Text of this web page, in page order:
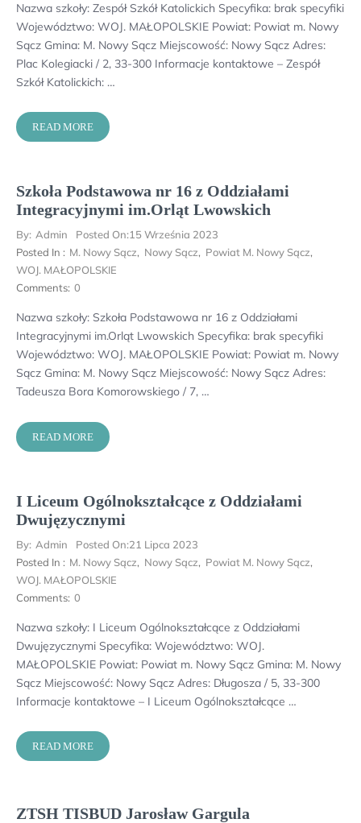
Nazwa szkoły: Zespół Szkół Katolickich Specyfika: brak specyfiki
Województwo: WOJ. MAŁOPOLSKIE Powiat: Powiat m. Nowy
Sącz Gmina: M. Nowy Sącz Miejscowość: Nowy Sącz Adres:
Plac Kolegiacki / 2, 33-300 Informacje kontaktowe – Zespół
Szkół Katolickich: …
READ MORE
Szkoła Podstawowa nr 16 z Oddziałami
Integracyjnymi im.Orląt Lwowskich
By: Admin Posted On:15 Września 2023
Posted In : M. Nowy Sącz, Nowy Sącz, Powiat M. Nowy Sącz,
WOJ. MAŁOPOLSKIE
Comments: 0
Nazwa szkoły: Szkoła Podstawowa nr 16 z Oddziałami
Integracyjnymi im.Orląt Lwowskich Specyfika: brak specyfiki
Województwo: WOJ. MAŁOPOLSKIE Powiat: Powiat m. Nowy
Sącz Gmina: M. Nowy Sącz Miejscowość: Nowy Sącz Adres:
Tadeusza Bora Komorowskiego / 7, …
READ MORE
I Liceum Ogólnokształcące z Oddziałami
Dwujęzycznymi
By: Admin Posted On:21 Lipca 2023
Posted In : M. Nowy Sącz, Nowy Sącz, Powiat M. Nowy Sącz,
WOJ. MAŁOPOLSKIE
Comments: 0
Nazwa szkoły: I Liceum Ogólnokształcące z Oddziałami
Dwujęzycznymi Specyfika: Województwo: WOJ.
MAŁOPOLSKIE Powiat: Powiat m. Nowy Sącz Gmina: M. Nowy
Sącz Miejscowość: Nowy Sącz Adres: Długosza / 5, 33-300
Informacje kontaktowe – I Liceum Ogólnokształcące …
READ MORE
ZTSH TISBUD Jarosław Gargula